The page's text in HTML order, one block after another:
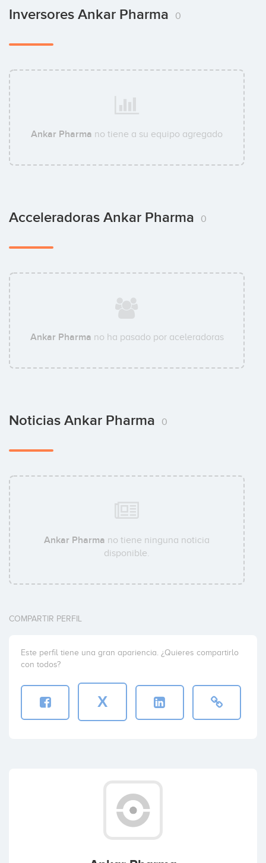
Inversores Ankar Pharma 0
Ankar Pharma no tiene a su equipo agregado
Acceleradoras Ankar Pharma 0
Ankar Pharma no ha pasado por aceleradoras
Noticias Ankar Pharma 0
Ankar Pharma no tiene ninguna noticia
disponible.
COMPARTIR PERFIL
Este perfil tiene una gran apariencia. ¿Quieres compartirlo
con todos?
X